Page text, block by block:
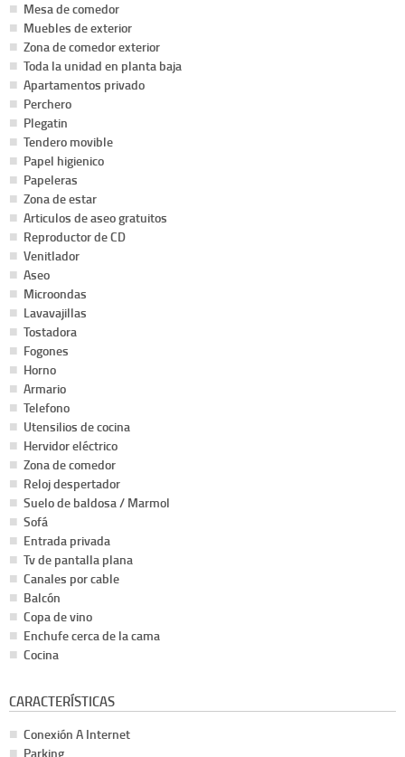
Mesa de comedor
Muebles de exterior
Zona de comedor exterior
Toda la unidad en planta baja
Apartamentos privado
Perchero
Plegatin
Tendero movible
Papel higienico
Papeleras
Zona de estar
Articulos de aseo gratuitos
Reproductor de CD
Venitlador
Aseo
Microondas
Lavavajillas
Tostadora
Fogones
Horno
Armario
Telefono
Utensilios de cocina
Hervidor eléctrico
Zona de comedor
Reloj despertador
Suelo de baldosa / Marmol
Sofá
Entrada privada
Tv de pantalla plana
Canales por cable
Balcón
Copa de vino
Enchufe cerca de la cama
Cocina
CARACTERÍSTICAS
Conexión A Internet
Parking